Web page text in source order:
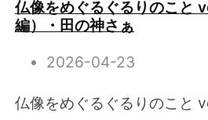
仏像をめぐるぐるりのこと
編）・田の神さぁ
2026-04-23
仏像をめぐるぐるりのこと